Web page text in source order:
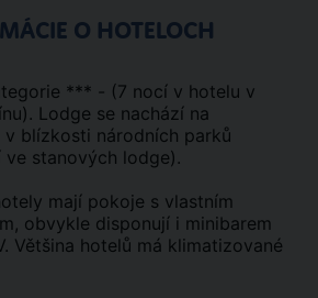
O HOTELOCH
*** - (7 nocí v hotelu v
Lodge se nachází na
blízkosti národních parků
stanových lodge).
mají pokoje s vlastním
obvykle disponují i minibarem
Většina hotelů má klimatizované